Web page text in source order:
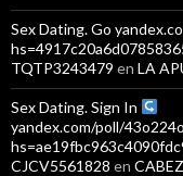
Sex Dating. Go
TQTP3243479 en LA
Sex Dating. Sign In
yandex.com/poll/
CJCV5561828 en